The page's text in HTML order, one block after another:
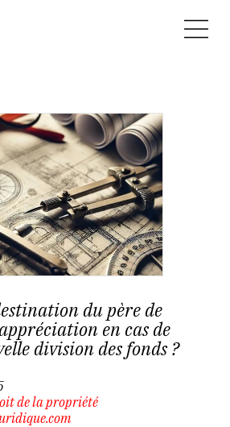
du père de
en cas de
division des fonds ?
de la propriété